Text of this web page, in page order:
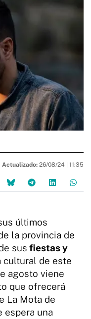
Actualizado: 26/08/24 | 11:35
últimos
la provincia de
sus fiestas y
cultural de este
agosto viene
que ofrecerá
La Mota de
espera una